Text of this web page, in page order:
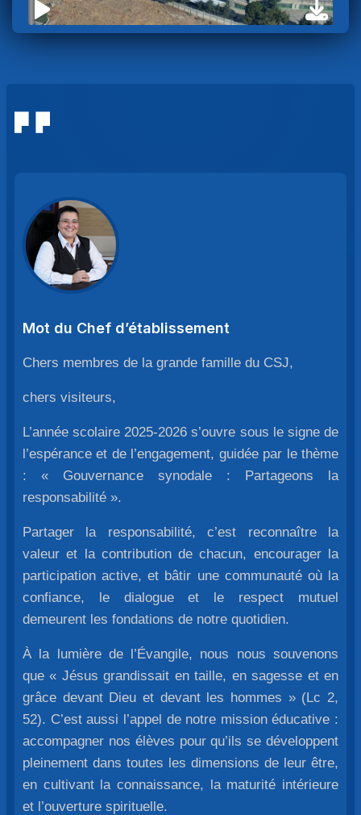
Mot du Chef d’établissement
Chers membres de la grande famille du CSJ,
chers visiteurs,
L’année scolaire 2025-2026 s’ouvre sous le signe de
l’espérance et de l’engagement, guidée par le thème
: « Gouvernance synodale : Partageons la
responsabilité ».
Partager la responsabilité, c’est reconnaître la
valeur et la contribution de chacun, encourager la
participation active, et bâtir une communauté où la
confiance, le dialogue et le respect mutuel
demeurent les fondations de notre quotidien.
À la lumière de l’Évangile, nous nous souvenons
que « Jésus grandissait en taille, en sagesse et en
grâce devant Dieu et devant les hommes » (Lc 2,
52). C’est aussi l’appel de notre mission éducative :
accompagner nos élèves pour qu’ils se développent
pleinement dans toutes les dimensions de leur être,
en cultivant la connaissance, la maturité intérieure
et l’ouverture spirituelle.